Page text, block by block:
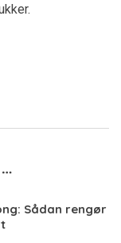
Sådan rengør